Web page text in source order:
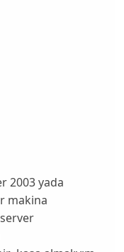
2003 yada
makina